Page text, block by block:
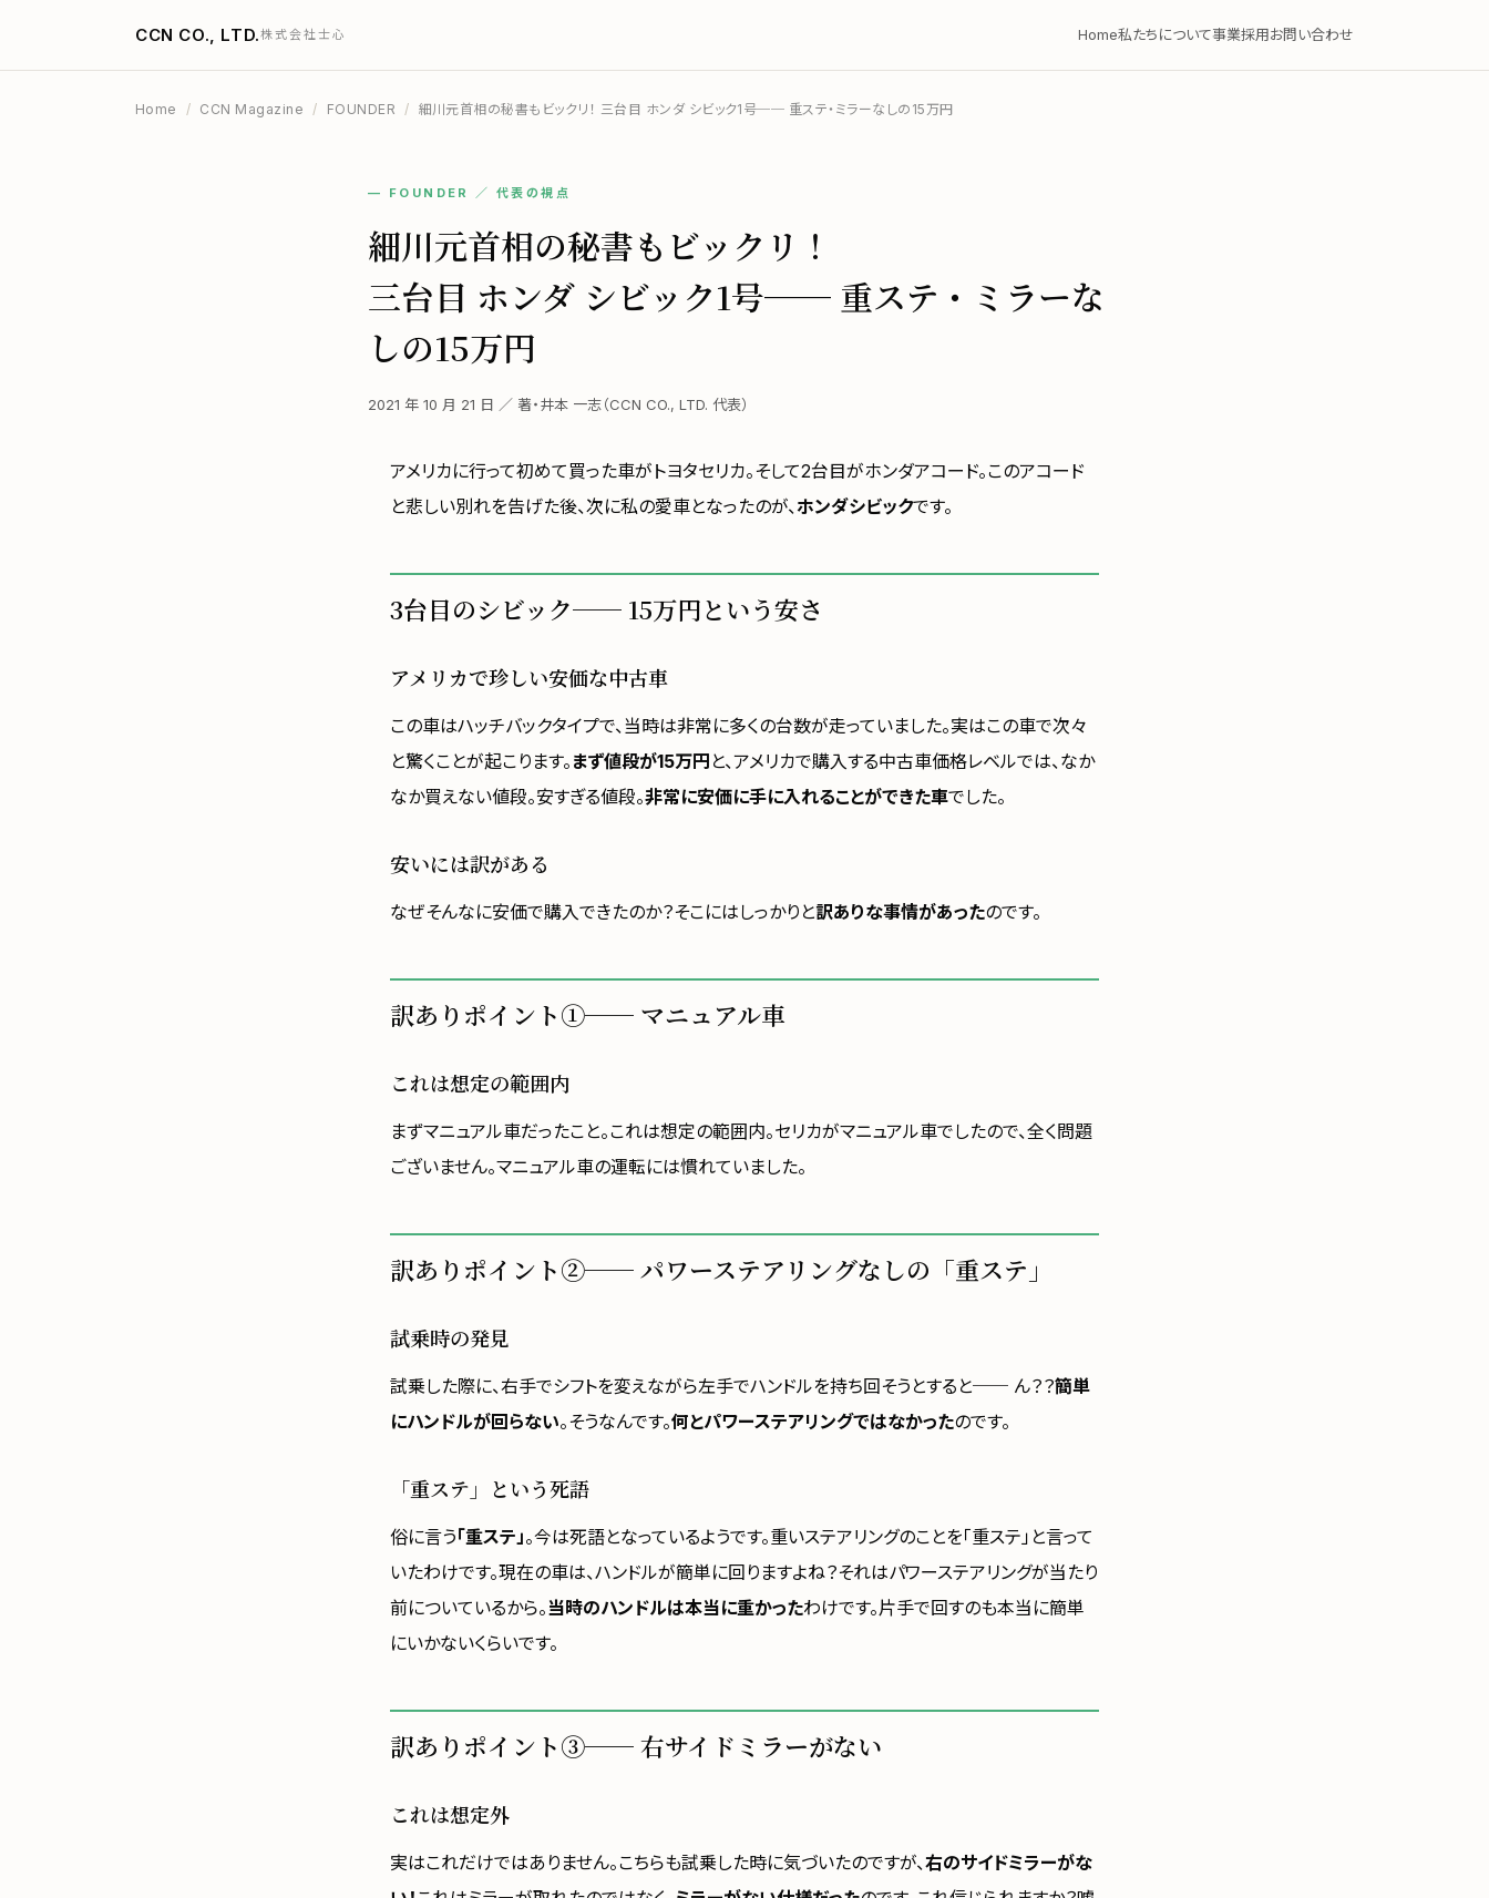
CCN CO., LTD.株式会社士心 Home私たちについて事業採用お問い合わせ
Home / CCN Magazine / FOUNDER / 細川元首相の秘書もビックリ！ 三台目 ホンダ シビック1号── 重ステ・ミラーなしの15万円
— FOUNDER ／ 代表の視点
細川元首相の秘書もビックリ！
三台目 ホンダ シビック1号── 重ステ・ミラーな
しの15万円
2021 年 10 月 21 日 ／ 著・井本 一志（CCN CO., LTD. 代表）
アメリカに行って初めて買った車がトヨタセリカ。そして2台目がホンダアコード。このアコード
と悲しい別れを告げた後、次に私の愛車となったのが、ホンダシビックです。
3台目のシビック── 15万円という安さ
アメリカで珍しい安価な中古車
この車はハッチバックタイプで、当時は非常に多くの台数が走っていました。実はこの車で次々
と驚くことが起こります。 まず値段が15万円 と、アメリカで購入する中古車価格レベルでは、なか
なか買えない値段。安すぎる値段。非常に安価に手に入れることができた車でした。
安いには訳がある
なぜそんなに安価で購入できたのか？そこにはしっかりと訳ありな事情があったのです。
訳ありポイント①── マニュアル車
これは想定の範囲内
まずマニュアル車だったこと。これは想定の範囲内。セリカがマニュアル車でしたので、全く問題
ございません。マニュアル車の運転には慣れていました。
訳ありポイント②── パワーステアリングなしの「重ステ」
試乗時の発見
試乗した際に、右手でシフトを変えながら左手でハンドルを持ち回そうとすると── ん？？簡単
にハンドルが回らない。そうなんです。何とパワーステアリングではなかったのです。
「重ステ」という死語
俗に言う「重ステ」。今は死語となっているようです。重いステアリングのことを「重ステ」と言って
いたわけです。現在の車は、ハンドルが簡単に回りますよね？それはパワーステアリングが当たり
前についているから。当時のハンドルは本当に重かったわけです。片手で回すのも本当に簡単
にいかないくらいです。
訳ありポイント③── 右サイドミラーがない
これは想定外
実はこれだけではありません。こちらも試乗した時に気づいたのですが、右のサイドミラーがな